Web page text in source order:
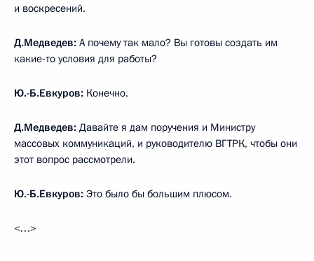
и воскресений.
Д.Медведев: А почему так мало? Вы готовы создать им
какие‑то условия для работы?
Ю.-Б.Евкуров: Конечно.
Д.Медведев: Давайте я дам поручения и Министру
массовых коммуникаций, и руководителю ВГТРК, чтобы они
этот вопрос рассмотрели.
Ю.-Б.Евкуров: Это было бы большим плюсом.
<…>